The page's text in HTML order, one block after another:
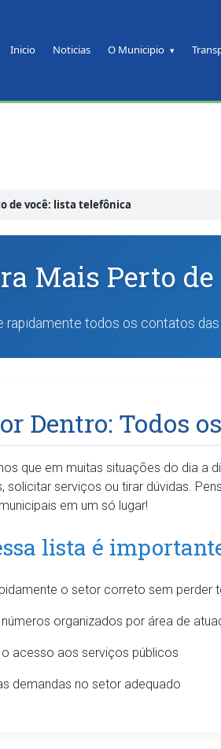
Inicio Noticias O Municipio
de você: lista telefônica
Mais Perto
rapidamente todos os contatos
Dentro: Todos
que em muitas situações do dia
solicitar serviços ou tirar dúvidas.
em um só lugar!
lista é
o setor correto sem perder
organizados por área de
o acesso aos serviços públicos
demandas no setor adequado